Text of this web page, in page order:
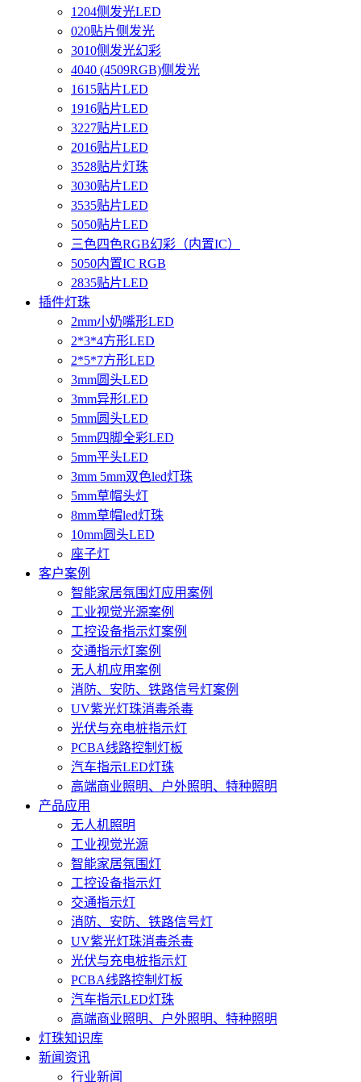
1204侧发光LED
020贴片侧发光
3010侧发光幻彩
4040 (4509RGB)侧发光
1615贴片LED
1916贴片LED
3227贴片LED
2016贴片LED
3528贴片灯珠
3030贴片LED
3535贴片LED
5050贴片LED
三色四色RGB幻彩（内置IC）
5050内置IC RGB
2835贴片LED
插件灯珠
2mm小奶嘴形LED
2*3*4方形LED
2*5*7方形LED
3mm圆头LED
3mm异形LED
5mm圆头LED
5mm四脚全彩LED
5mm平头LED
3mm 5mm双色led灯珠
5mm草帽头灯
8mm草帽led灯珠
10mm圆头LED
座子灯
客户案例
智能家居氛围灯应用案例
工业视觉光源案例
工控设备指示灯案例
交通指示灯案例
无人机应用案例
消防、安防、铁路信号灯案例
UV紫光灯珠消毒杀毒
光伏与充电桩指示灯
PCBA线路控制灯板
汽车指示LED灯珠
高端商业照明、户外照明、特种照明
产品应用
无人机照明
工业视觉光源
智能家居氛围灯
工控设备指示灯
交通指示灯
消防、安防、铁路信号灯
UV紫光灯珠消毒杀毒
光伏与充电桩指示灯
PCBA线路控制灯板
汽车指示LED灯珠
高端商业照明、户外照明、特种照明
灯珠知识库
新闻资讯
行业新闻